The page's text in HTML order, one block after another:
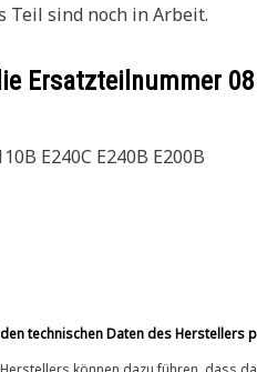
Teil sind noch in Arbeit.
Ersatzteilnummer
E240C E240B E200B
technischen Daten des